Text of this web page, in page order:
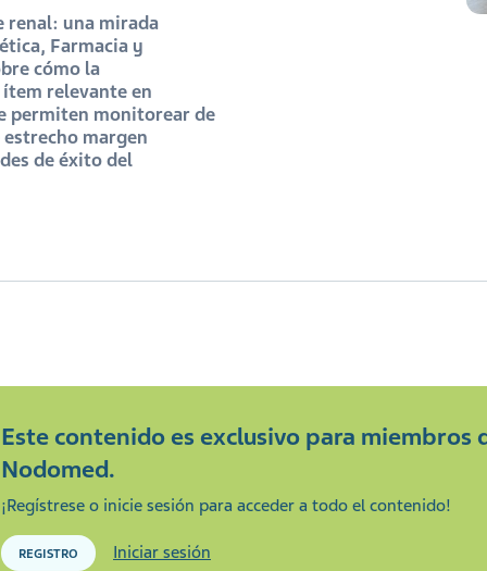
renal: una mirada
Farmacia y
cómo la
relevante en
permiten monitorear de
margen
de éxito del
Este contenido es exclusivo para miembros
Nodomed.
¡Regístrese o inicie sesión para acceder a todo el contenido!
REGISTRO Iniciar sesión